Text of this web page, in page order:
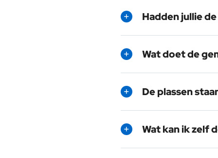
Hadden jullie
Wat doet de
De plassen
Wat kan ik zelf